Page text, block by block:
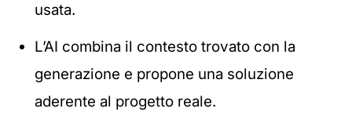
usata.
L’AI combina il contesto trovato con la
generazione e propone una soluzione
aderente al progetto reale.